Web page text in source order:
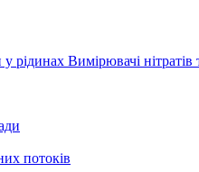
у рідинах Вимірювачі
потоків